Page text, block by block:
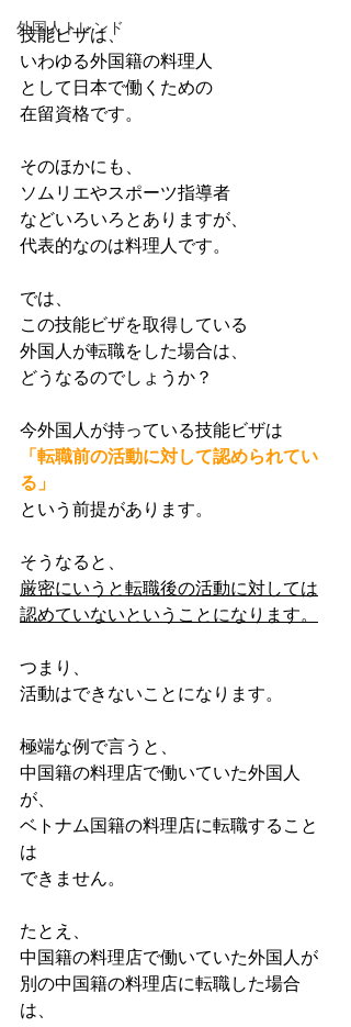
外国人トレンド
技能ビザは、
いわゆる外国籍の料理人
として日本で働くための
在留資格です。
そのほかにも、
ソムリエやスポーツ指導者
などいろいろとありますが、
代表的なのは料理人です。
では、
この技能ビザを取得している
外国人が転職をした場合は、
どうなるのでしょうか？
今外国人が持っている技能ビザは
「転職前の活動に対して認められてい
る」
という前提があります。
そうなると、
厳密にいうと転職後の活動に対しては
認めていないということになります。
つまり、
活動はできないことになります。
極端な例で言うと、
中国籍の料理店で働いていた外国人
が、
ベトナム国籍の料理店に転職すること
は
できません。
たとえ、
中国籍の料理店で働いていた外国人が
別の中国籍の料理店に転職した場合
は、